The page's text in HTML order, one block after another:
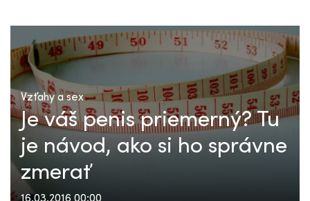
Vzťahy a sex
Je váš penis priemerný? Tu
je návod, ako si ho správne
zmerať
16.03.2016 00:00